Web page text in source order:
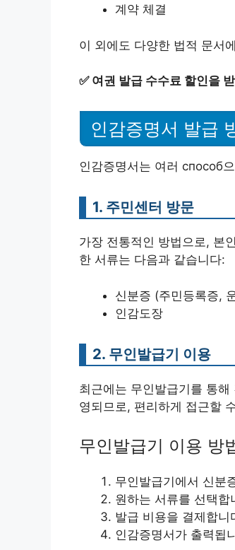
계약 체결
이 외에도 다양한 법적 문서
✅ 여권 발급 수수료 할인을
인감증명서 발급
인감증명서는 여러 способ
1. 주민센터 방문
가장 전통적인 방법으로, 본
한 서류는 다음과 같습니다:
신분증 (주민등록증,
인감도장
2. 무인발급기 이용
최근에는 무인발급기를 통
영되므로, 편리하게 접근할
무인발급기 이용 방
무인발급기에서 신분
원하는 서류를 선택합
발급 비용을 결제합니
인감증명서가 출력됩